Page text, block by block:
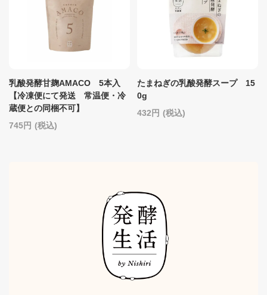
乳酸発酵甘麹AMACO 5本入
【冷凍便にて発送 常温便・冷
蔵便との同梱不可】
745
(税込)
たまねぎの乳酸発酵スープ 15
0g
432
(税込)